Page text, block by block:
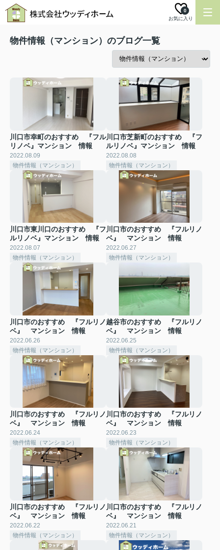
お気に入り
0
物件情報（マンション）のブログ一覧
川口市幸町のおすすめ 『フル
リノベ』マンション 情報
2022.08.09
物件情報（マンション）
川口市芝新町のおすすめ 『フ
ルリノベ』マンション 情報
2022.08.08
物件情報（マンション）
川口市東川口のおすすめ 『フ
ルリノベ』マンション 情報
2022.08.07
物件情報（マンション）
川口市のおすすめ 『フルリノ
ベ』 マンション 情報
2022.06.27
物件情報（マンション）
川口市のおすすめ 『フルリノ
ベ』 マンション 情報
2022.06.26
物件情報（マンション）
越谷市のおすすめ 『フルリノ
ベ』 マンション 情報
2022.06.25
物件情報（マンション）
川口市のおすすめ 『フルリノ
ベ』 マンション 情報
2022.06.24
物件情報（マンション）
川口市のおすすめ 『フルリノ
ベ』 マンション 情報
2022.06.23
物件情報（マンション）
川口市のおすすめ 『フルリノ
ベ』 マンション 情報
2022.06.22
物件情報（マンション）
川口市のおすすめ 『フルリノ
ベ』 マンション 情報
2022.06.21
物件情報（マンション）